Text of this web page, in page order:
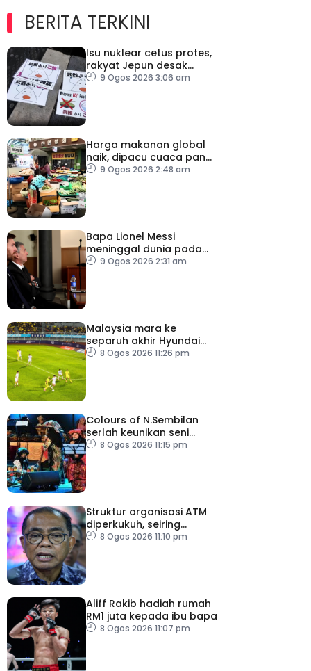
BERITA TERKINI
Isu nuklear cetus protes,
rakyat Jepun desak
dasar dikaji semula
9 Ogos 2026 3:06 am
Harga makanan global
naik, dipacu cuaca panas
dan ketegangan
9 Ogos 2026 2:48 am
Bapa Lionel Messi
meninggal dunia pada
usia 68 tahun
9 Ogos 2026 2:31 am
Malaysia mara ke
separuh akhir Hyundai
ASEAN Cup
8 Ogos 2026 11:26 pm
Colours of N.Sembilan
serlah keunikan seni
budaya negeri beradat
8 Ogos 2026 11:15 pm
Struktur organisasi ATM
diperkukuh, seiring
pemodenan aset
8 Ogos 2026 11:10 pm
Aliff Rakib hadiah rumah
RM1 juta kepada ibu bapa
8 Ogos 2026 11:07 pm